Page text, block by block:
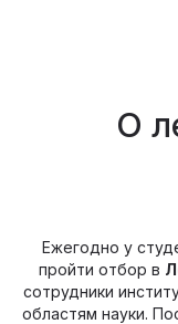
О
Ежегодно у
пройти отбор в
сотрудники
областям науки.